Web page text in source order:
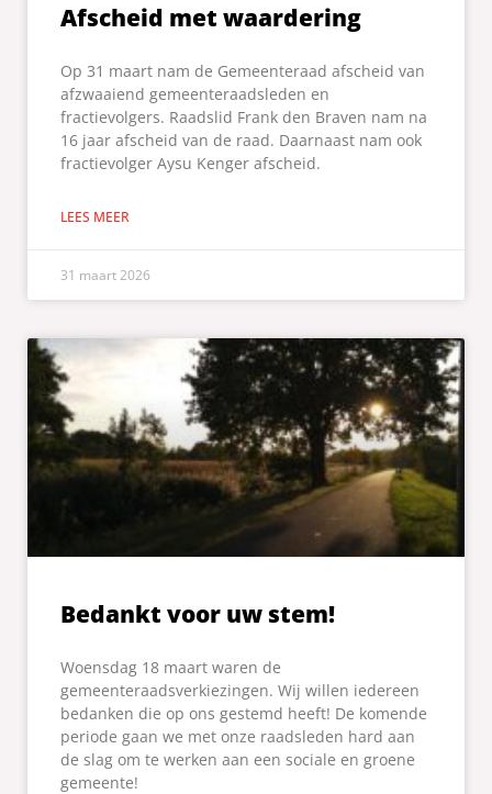
Afscheid met waardering
Op 31 maart nam de Gemeenteraad afscheid van
afzwaaiend gemeenteraadsleden en
fractievolgers. Raadslid Frank den Braven nam na
16 jaar afscheid van de raad. Daarnaast nam ook
fractievolger Aysu Kenger afscheid.
LEES MEER
31 maart 2026
Bedankt voor uw stem!
Woensdag 18 maart waren de
gemeenteraadsverkiezingen. Wij willen iedereen
bedanken die op ons gestemd heeft! De komende
periode gaan we met onze raadsleden hard aan
de slag om te werken aan een sociale en groene
gemeente!